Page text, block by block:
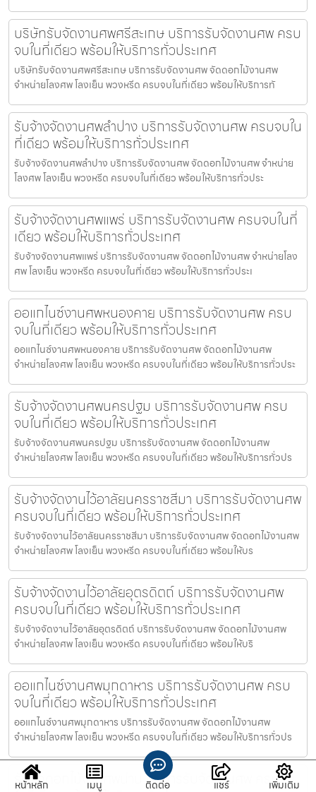
บริษัทรับจัดงานศพศรีสะเกษ บริการรับจัดงานศพ ครบ
จบในที่เดียว พร้อมให้บริการทั่วประเทศ
บริษัทรับจัดงานศพศรีสะเกษ บริการรับจัดงานศพ จัดดอกไม้งานศพ
จำหน่ายโลงศพ โลงเย็น พวงหรีด ครบจบในที่เดียว พร้อมให้บริการทั
รับจ้างจัดงานศพลำปาง บริการรับจัดงานศพ ครบจบใน
ที่เดียว พร้อมให้บริการทั่วประเทศ
รับจ้างจัดงานศพลำปาง บริการรับจัดงานศพ จัดดอกไม้งานศพ จำหน่าย
โลงศพ โลงเย็น พวงหรีด ครบจบในที่เดียว พร้อมให้บริการทั่วประ
รับจ้างจัดงานศพแพร่ บริการรับจัดงานศพ ครบจบในที่
เดียว พร้อมให้บริการทั่วประเทศ
รับจ้างจัดงานศพแพร่ บริการรับจัดงานศพ จัดดอกไม้งานศพ จำหน่ายโลง
ศพ โลงเย็น พวงหรีด ครบจบในที่เดียว พร้อมให้บริการทั่วประเ
ออแกไนซ์งานศพหนองคาย บริการรับจัดงานศพ ครบ
จบในที่เดียว พร้อมให้บริการทั่วประเทศ
ออแกไนซ์งานศพหนองคาย บริการรับจัดงานศพ จัดดอกไม้งานศพ
จำหน่ายโลงศพ โลงเย็น พวงหรีด ครบจบในที่เดียว พร้อมให้บริการทั่วประ
รับจ้างจัดงานศพนครปฐม บริการรับจัดงานศพ ครบ
จบในที่เดียว พร้อมให้บริการทั่วประเทศ
รับจ้างจัดงานศพนครปฐม บริการรับจัดงานศพ จัดดอกไม้งานศพ
จำหน่ายโลงศพ โลงเย็น พวงหรีด ครบจบในที่เดียว พร้อมให้บริการทั่วปร
รับจ้างจัดงานไว้อาลัยนครราชสีมา บริการรับจัดงานศพ
ครบจบในที่เดียว พร้อมให้บริการทั่วประเทศ
รับจ้างจัดงานไว้อาลัยนครราชสีมา บริการรับจัดงานศพ จัดดอกไม้งานศพ
จำหน่ายโลงศพ โลงเย็น พวงหรีด ครบจบในที่เดียว พร้อมให้บร
รับจ้างจัดงานไว้อาลัยอุตรดิตถ์ บริการรับจัดงานศพ
ครบจบในที่เดียว พร้อมให้บริการทั่วประเทศ
รับจ้างจัดงานไว้อาลัยอุตรดิตถ์ บริการรับจัดงานศพ จัดดอกไม้งานศพ
จำหน่ายโลงศพ โลงเย็น พวงหรีด ครบจบในที่เดียว พร้อมให้บริ
ออแกไนซ์งานศพมุกดาหาร บริการรับจัดงานศพ ครบ
จบในที่เดียว พร้อมให้บริการทั่วประเทศ
ออแกไนซ์งานศพมุกดาหาร บริการรับจัดงานศพ จัดดอกไม้งานศพ
จำหน่ายโลงศพ โลงเย็น พวงหรีด ครบจบในที่เดียว พร้อมให้บริการทั่วปร
รับจัดดอกไม้งานศพน่าน บริการรับจัดงานศพ ครบจบ
หน้าหลัก เมนู ติดต่อ แชร์ เพิ่มเติม